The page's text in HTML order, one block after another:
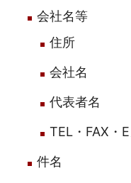
会社名等
住所
会社名
代表者名
TEL・FAX・
件名